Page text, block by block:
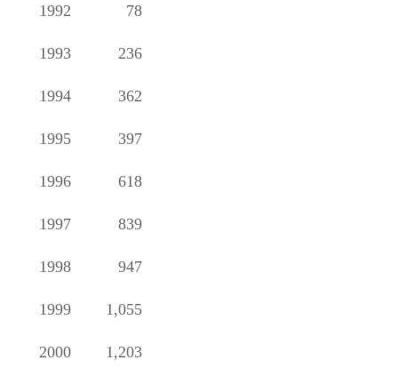
1992 78
1993 236
1994 362
1995 397
1996 618
1997 839
1998 947
1999 1,055
2000 1,203